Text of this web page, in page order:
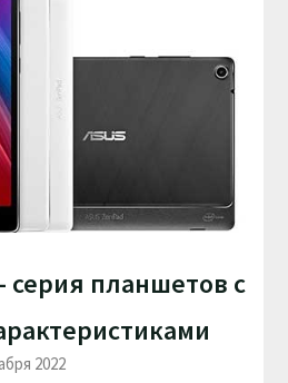
серия планшетов с
2022